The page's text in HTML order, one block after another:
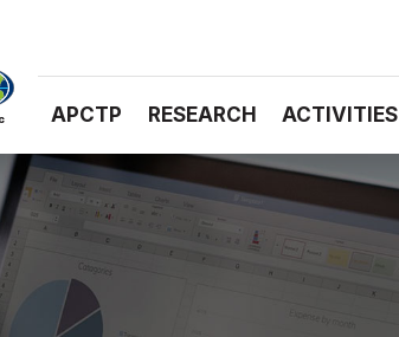
APCTP RESEARCH ACTIVITIES